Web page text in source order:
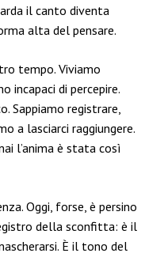
il canto diventa
alta del pensare.
tempo. Viviamo
incapaci di percepire.
Sappiamo registrare,
a lasciarci raggiungere.
l’anima è stata così
Oggi, forse, è persino
della sconfitta: è il
È il tono del